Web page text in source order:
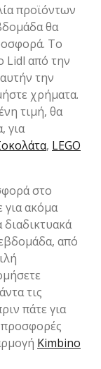
προϊόντων
θα
Το
Lidl από την
την
χρήματα.
τιμή, θα
για
, LEGO
στο
ακόμα
διαδικτυακά
από
τις
πάτε για
προσφορές
Kimbino